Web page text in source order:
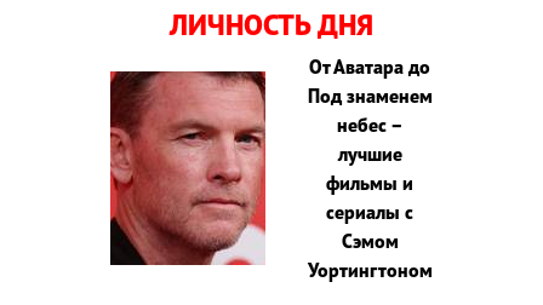
ЛИЧНОСТЬ ДНЯ
От Аватара до
Под знаменем
небес –
лучшие
фильмы и
сериалы с
Сэмом
Уортингтоном